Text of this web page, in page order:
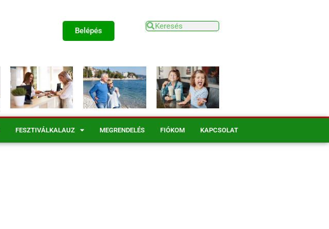
Belépés
FESZTIVÁLKALAUZ MEGRENDELÉS FIÓKOM KAPCSOLAT